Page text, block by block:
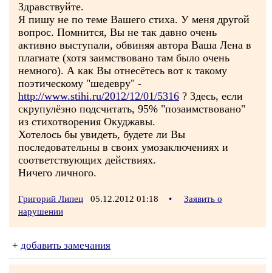
Здравствуйте.
Я пишу не по теме Вашего стиха. У меня другой
вопрос. Помнится, Вы не так давно очень
активно выступали, обвиняя автора Ваша Лена в
плагиате (хотя заимствовано там было очень
немного). А как Вы отнесётесь вот к такому
поэтическому "шедевру" -
http://www.stihi.ru/2012/12/01/5316 ? Здесь, если
скрупулёзно подсчитать, 95% "позаимствовано"
из стихотворения Окуджавы.
Хотелось бы увидеть, будете ли Вы
последовательны в своих умозаключениях и
соответствующих действиях.
Ничего личного.
Григорий Липец 05.12.2012 01:18 •
Заявить о
нарушении
+ добавить замечания